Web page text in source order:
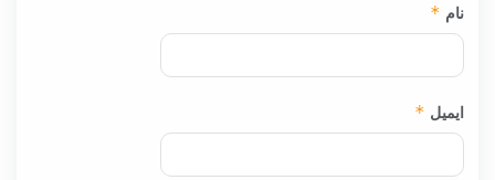
نام *
ایمیل *